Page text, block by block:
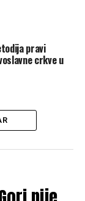
pravi
crkve u